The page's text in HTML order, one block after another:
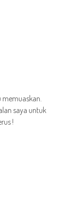
memuaskan.
saya untuk
!